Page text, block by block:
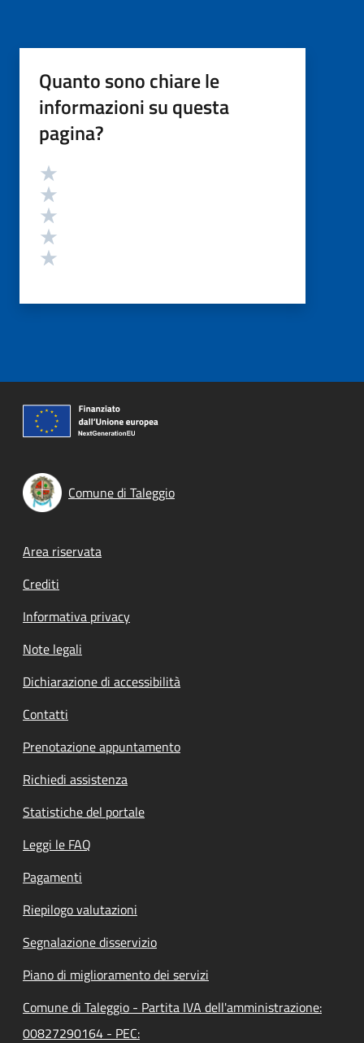
Quanto sono chiare le
informazioni su questa
pagina?
Valutazione
Comune di Taleggio
Footer menu
Area riservata
Crediti
Informativa privacy
Note legali
Dichiarazione di accessibilità
Contatti
Prenotazione appuntamento
Richiedi assistenza
Statistiche del portale
Leggi le FAQ
Pagamenti
Riepilogo valutazioni
Segnalazione disservizio
Piano di miglioramento dei servizi
Comune di Taleggio - Partita IVA dell'amministrazione:
00827290164 - PEC: